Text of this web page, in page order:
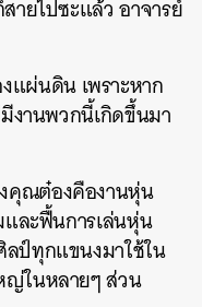
ายไปซะแล้ว อาจารย์
ผ่นดิน เพราะหาก
งานพวกนี้เกิดขึ้นมา
คุณต๋องคืองานหุ่น
ละฟื้นการเล่นหุ่น
ป์ทุกแขนงมาใช้ใน
ญ่ในหลายๆ ส่วน